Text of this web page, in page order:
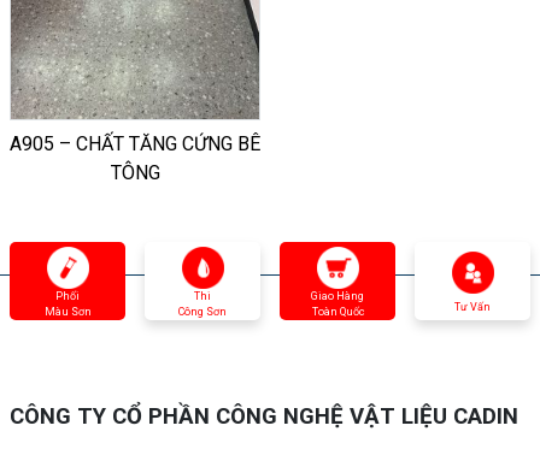
A905 – CHẤT TĂNG CỨNG BÊ
TÔNG
Phối
Màu Sơn
Thi
Công Sơn
Giao Hàng
Toàn Quốc
Tư Vấn
CÔNG TY CỔ PHẦN CÔNG NGHỆ VẬT LIỆU CADIN